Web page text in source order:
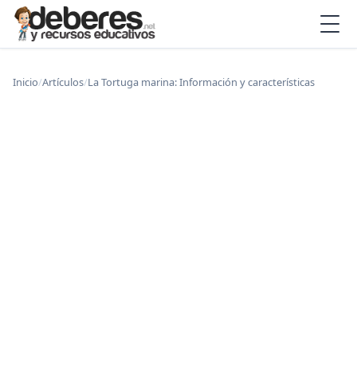
Inicio/Artículos/La Tortuga marina: Información y características